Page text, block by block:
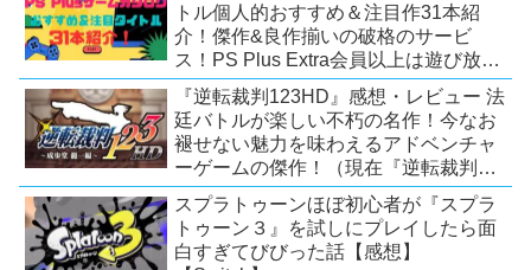
トル個人的おすすめ＆注目作31本紹
介！傑作&良作揃いの破格のサービ
ス！PS Plus Extra会員以上は遊び放
題！【2026年7月時点】【PS5/PS4】
『逆転裁判123HD』感想・レビュー 法
廷バトルが楽しい不朽の名作！今なお
褪せない魅力を味わえるアドベンチャ
ーゲームの傑作！（現在『逆転裁判
123 成歩堂セレクション』が配信中）
スプラトゥーンほぼ初心者が『スプラ
トゥーン３』を試しにプレイしたら面
白すぎてびびった話【感想】